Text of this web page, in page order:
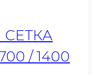
/ 1400